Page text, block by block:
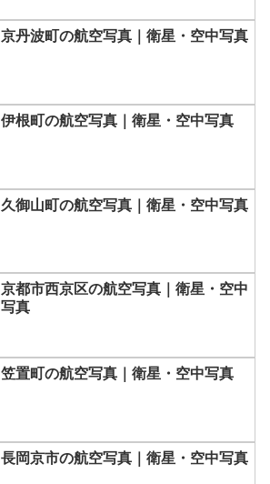
京丹波町の航空写真｜衛星・空中写真
伊根町の航空写真｜衛星・空中写真
久御山町の航空写真｜衛星・空中写真
京都市西京区の航空写真｜衛星・空中
写真
笠置町の航空写真｜衛星・空中写真
長岡京市の航空写真｜衛星・空中写真